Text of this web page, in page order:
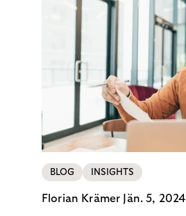
BLOG INSIGHTS
Florian Krämer Jän. 5, 2024